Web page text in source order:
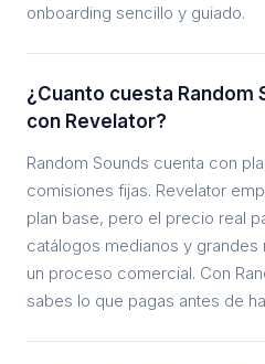
onboarding sencillo y guiado.
¿Cuanto cuesta Random
con Revelator?
Random Sounds cuenta con
comisiones fijas. Revelator
plan base, pero el precio real
catálogos medianos y
un proceso comercial. Con
sabes lo que pagas antes de